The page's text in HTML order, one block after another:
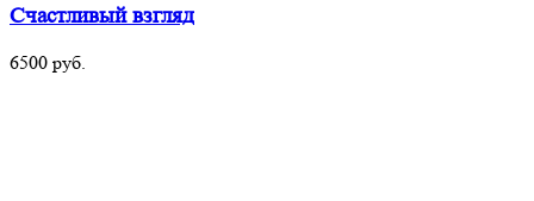
Счастливый взгляд
6500 руб.